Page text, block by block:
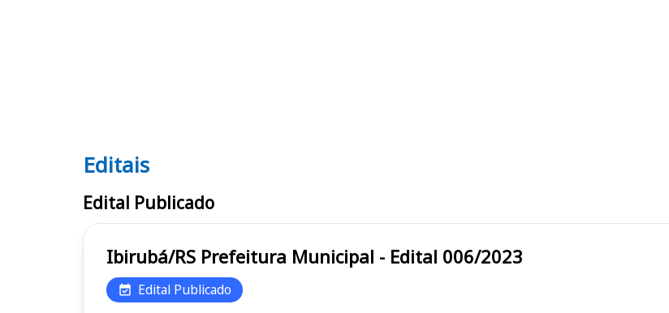
Editais
Editais
Edital Publicado
Ibirubá/RS Prefeitura Municipal - Edital 006/2023
Edital Publicado